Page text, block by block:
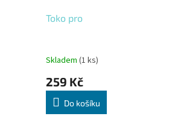
Toko pro
Skladem (1 ks)
259 Kč
Do košíku